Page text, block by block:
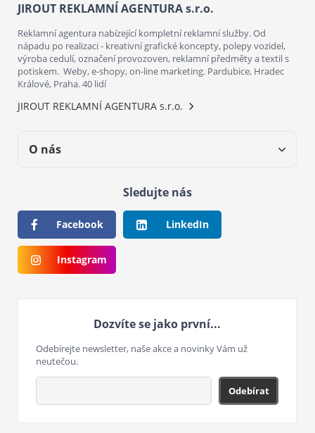
JIROUT REKLAMNÍ AGENTURA s.r.o.
Reklamní agentura nabízející kompletní reklamní služby. Od
nápadu po realizaci - kreativní grafické koncepty, polepy vozidel,
výroba cedulí, označení provozoven, reklamní předměty a textil s
potiskem. Weby, e-shopy, on-line marketing. Pardubice, Hradec
Králové, Praha. 40 lidí
JIROUT REKLAMNÍ AGENTURA s.r.o.
O nás
Sledujte nás
Facebook LinkedIn
Instagram
Dozvíte se jako první...
Odebírejte newsletter, naše akce a novinky Vám už
neutečou.
Odebírat